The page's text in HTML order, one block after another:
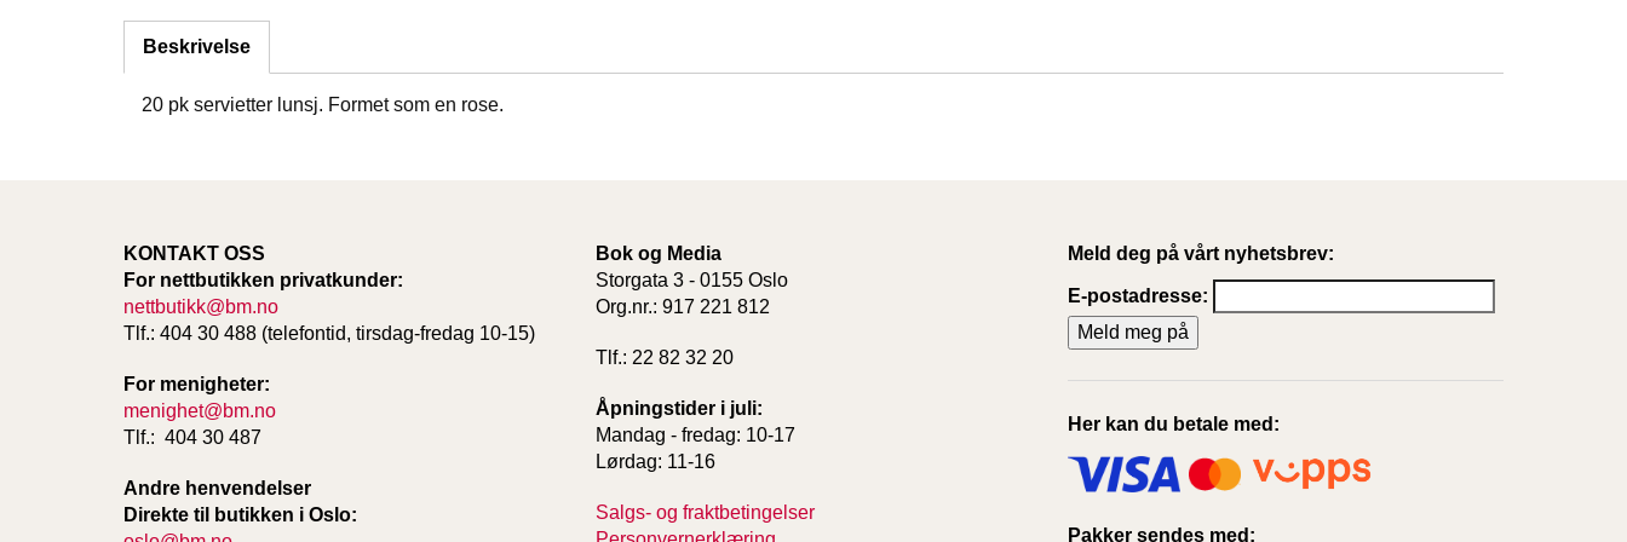
Beskrivelse
20 pk servietter lunsj. Formet som en rose.
KONTAKT OSS
For nettbutikken privatkunder:
nettbutikk@bm.no
Tlf.: 404 30 488 (telefontid, tirsdag-fredag 10-15)
For menigheter:
menighet@bm.no
Tlf.: 404 30 487
Andre henvendelser
Direkte til butikken i Oslo:
Bok og Media
Storgata 3 - 0155 Oslo
Org.nr.: 917 221 812
Tlf.: 22 82 32 20
Åpningstider i juli:
Mandag - fredag: 10-17
Lørdag: 11-16
Salgs- og fraktbetingelser
Meld deg på vårt nyhetsbrev:
E-postadresse:
Her kan du betale med:
Pakker sendes med: